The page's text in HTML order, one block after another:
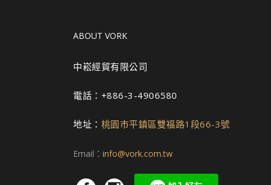
ABOUT VORK
中崧經貿有限公司
電話：+886-3-4906580
地址： 桃園市平鎮區雙福路1段66-3號
Email： info@vork.com.tw